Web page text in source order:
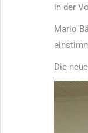
in der
Mario
Die